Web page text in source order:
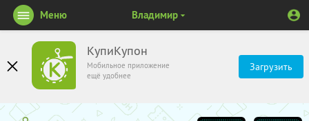
КупиКупон
Мобильное приложение
ещё удобнее
Загрузить
Меню Владимир